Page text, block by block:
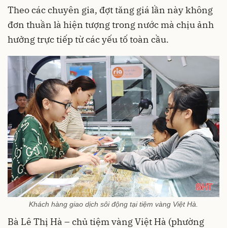
Theo các chuyên gia, đợt tăng giá lần này không
đơn thuần là hiện tượng trong nước mà chịu ảnh
hưởng trực tiếp từ các yếu tố toàn cầu.
Khách hàng giao dịch sôi động tại tiệm vàng Việt Hà.
Bà Lê Thị Hà – chủ tiệm vàng Việt Hà (phường